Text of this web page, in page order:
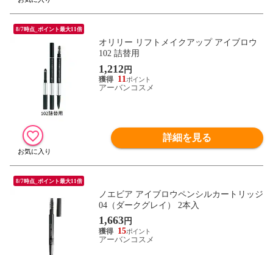
8/7時点_ポイント最大11倍
オリリー リフトメイクアップ アイブロウ
102 詰替用
1,212円
11
アーバンコスメ
詳細を見る
8/7時点_ポイント最大11倍
ノエビア アイブロウペンシルカートリッジ
04（ダークグレイ） 2本入
1,663円
15
アーバンコスメ